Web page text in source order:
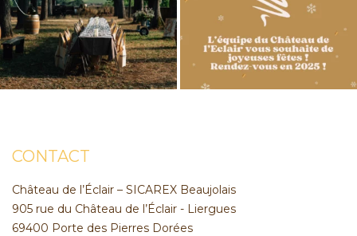
CONTACT
Château de l’Éclair – SICAREX Beaujolais
905 rue du Château de l’Éclair - Liergues
69400 Porte des Pierres Dorées